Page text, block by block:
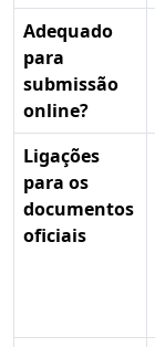
Adequado
para
submissão
online?
Ligações
para os
documentos
oficiais